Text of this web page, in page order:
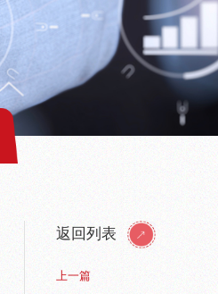
返回列表
上一篇